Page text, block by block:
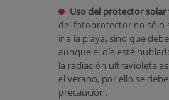
Uso del protector
del fotoprotector no sólo
ir a la playa, sino que
aunque el día esté
la radiación ultravioleta
el verano, por ello se
precaución.